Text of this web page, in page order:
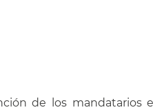
de los mandatarios